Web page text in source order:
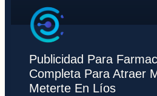
Publicidad Para
Completa Para Atraer
Meterte En Líos